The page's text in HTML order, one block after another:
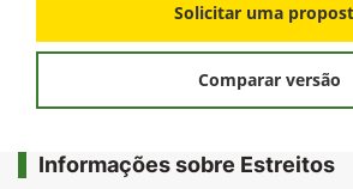
Solicitar uma
Comparar versão
Informações sobre Estreitos